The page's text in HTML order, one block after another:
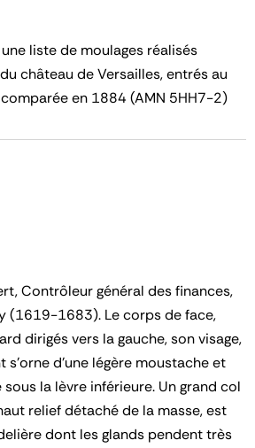
liste de moulages réalisés
château de Versailles, entrés au
en 1884 (AMN 5HH7-2)
Contrôleur général des finances,
(1619-1683). Le corps de face,
dirigés vers la gauche, son visage,
s'orne d'une légère moustache et
la lèvre inférieure. Un grand col
relief détaché de la masse, est
dont les glands pendent très